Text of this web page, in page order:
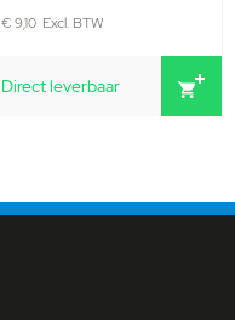
€ 9,10
Direct leverbaar